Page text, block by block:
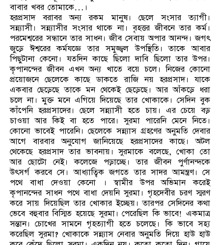
বাবার খবর তোমাকে…।
হরপ্রসাদ বরাবর অন্য রকম মানুষ। ছেলে সংসার ত্যাগী।
সন্ন্যাসী। সন্ন্যাসীর সংসার থাকে না। বৃহত্তর জীবনে তার কর্ম।
পরমেশ্বরের সন্ধানে তার সাধন। জীব সেবায় অপার আনন্দ। জগৎ
জুড়ে ঈশ্বরের কর্মযজ্ঞে তার সমুজ্জ্বল উপস্থিতি। তাকে আবার
পিছুটানা কেনো। যতদিন কাছে ছিলো দাবি ছিলো তার উপর।
কৃপানন্দের জীবন এখন অন্য খাতে বয়ে চলে। নিজের কোনো
প্রয়োজনে ছেলেকে কাছে ডাকতে রাজি নয় হরপ্রসাদ। যাকে
একবার ছেড়েছে তাকে মন থেকেই ছেড়েছে। আর আঁকড়ে ধরা
চলে না। মুক্ত মনে এগিয়ে দিয়েছে তার খোকাকে। সেদিন বুক
কাঁপেনি হরপ্রসাদের। ছেলে সন্ন্যাসী হতে চায়। এর চেয়ে বড়
চাওয়া আর কিই বা হতে পারে। সুরমা পারেনি মেনে নিতে।
কোনো ভাবেই পারেনি। ছেলেকে সন্ন্যাস গ্রহণের অনুমতি দেবার
আগে বারবার অনুযোগ জানিয়েছে হরপ্রসাদের কাছে। অটল
থেকেছে হরপ্রসাদ তার ভাবনায়। সুরমাকে বলেছে, খোকা তো
আর ছোটো নেই। কলেজে পড়াচ্ছে। তার জীবন পুর্ণানন্দকে
উৎসর্গ করবে সে। আধ্যাত্বিক জগতে তার সাদর আমন্ত্রণ। সে
পথে বাধা দেওয়া কেনো । স্বামীর উপর অভিমান করেই
কৃপানন্দের সাধন পথে বাধা দেয়নি সুরমা। গৃহদেবীর চরণ স্মরণ
করে সায় দিয়েছিল তার খোকার ইচ্ছেয়। তারপর সেদিনের কথা
ভেবে বহুবার বিস্মিত হয়েছে সুরমা। পেরেছিল কি ভাবে! একমাত্র
সন্তান। চোখের সামনে গৃহত্যাগী হতে চলেছে। কি ভাবে সহ্য
করেছিল সুরমা? খোকাকে সন্ন্যাস নেবার অনুমতি দিয়ে হাউ হাউ